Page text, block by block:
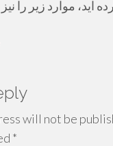
will not be
*